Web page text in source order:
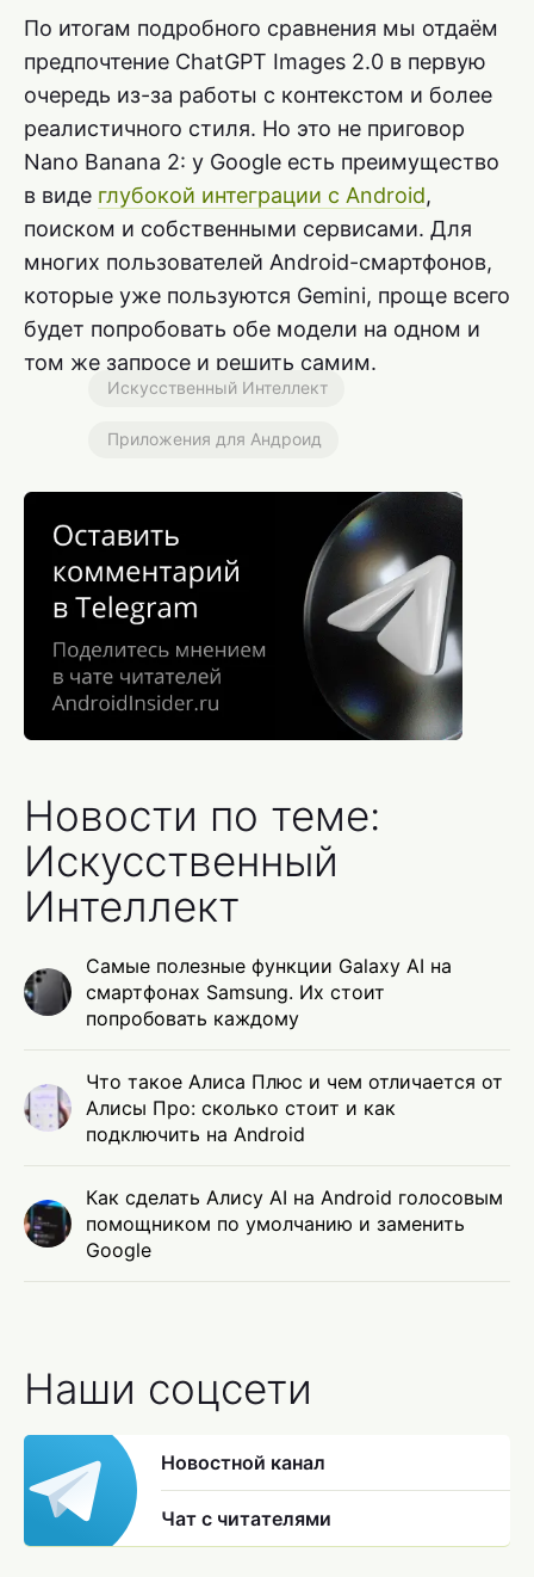
По итогам подробного сравнения мы отдаём
предпочтение ChatGPT Images 2.0 в первую
очередь из-за работы с контекстом и более
реалистичного стиля. Но это не приговор
Nano Banana 2: у Google есть преимущество
в виде глубокой интеграции с Android,
поиском и собственными сервисами. Для
многих пользователей Android-смартфонов,
которые уже пользуются Gemini, проще всего
будет попробовать обе модели на одном и
том же запросе и решить самим.
Искусственный Интеллект
Приложения для Андроид
Новости по теме:
Искусственный
Интеллект
Самые полезные функции Galaxy AI на
смартфонах Samsung. Их стоит
попробовать каждому
Что такое Алиса Плюс и чем отличается от
Алисы Про: сколько стоит и как
подключить на Android
Как сделать Алису AI на Android голосовым
помощником по умолчанию и заменить
Google
Наши соцсети
Новостной канал
Чат с читателями